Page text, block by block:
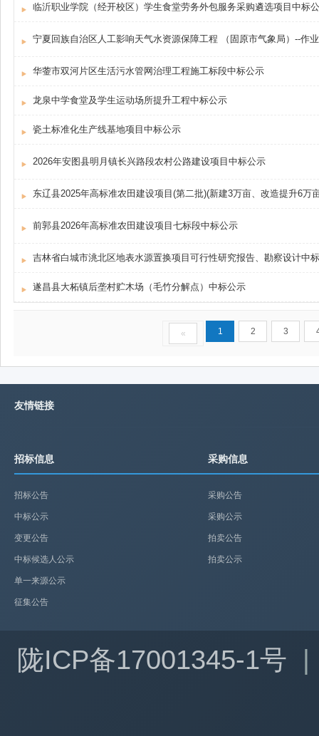
临沂职业学院（经开校区）学生食堂劳务外包服务采购遴选项目中标
宁夏回族自治区人工影响天气水资源保障工程 （固原市气象局）--作
华蓥市双河片区生活污水管网治理工程施工标段中标公示
龙泉中学食堂及学生运动场所提升工程中标公示
瓷土标准化生产线基地项目中标公示
2026年安图县明月镇长兴路段农村公路建设项目中标公示
东辽县2025年高标准农田建设项目(第二批)(新建3万亩、改造提升6万
前郭县2026年高标准农田建设项目七标段中标公示
吉林省白城市洮北区地表水源置换项目可行性研究报告、勘察设计中
遂昌县大柘镇后垄村贮木场（毛竹分解点）中标公示
« 1 2 3
友情链接
招标信息
招标公告
中标公示
变更公告
中标候选人公示
单一来源公示
征集公告
采购信息
采购公告
采购公示
拍卖公告
拍卖公示
陇ICP备17001345-1号